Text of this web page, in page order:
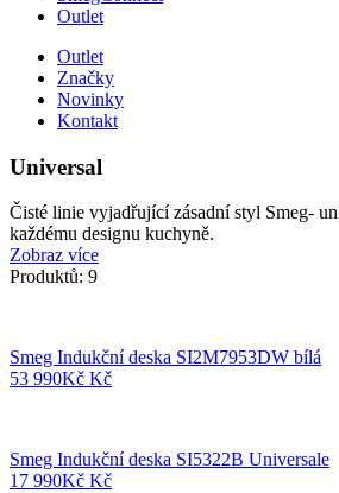
Outlet
Outlet
Značky
Novinky
Kontakt
Universal
Čisté linie vyjadřující zásadní styl Smeg-
každému designu kuchyně.
Zobraz více
Produktů: 9
Smeg Indukční deska SI2M7953DW bílá
53 990Kč Kč
Smeg Indukční deska SI5322B Universale
17 990Kč Kč